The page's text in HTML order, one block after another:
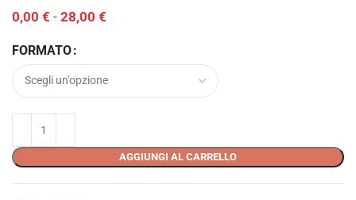
0,00 € - 28,00 €
FORMATO
AGGIUNGI AL CARRELLO